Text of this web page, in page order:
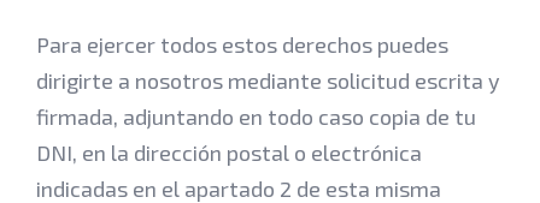
Para ejercer todos estos derechos puedes
dirigirte a nosotros mediante solicitud escrita y
firmada, adjuntando en todo caso copia de tu
DNI, en la dirección postal o electrónica
indicadas en el apartado 2 de esta misma